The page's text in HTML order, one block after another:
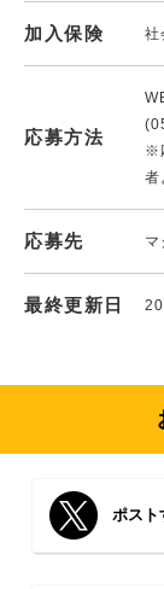
加入保険 社
応募方法
※
者
応募先
最終更新日
ポスト